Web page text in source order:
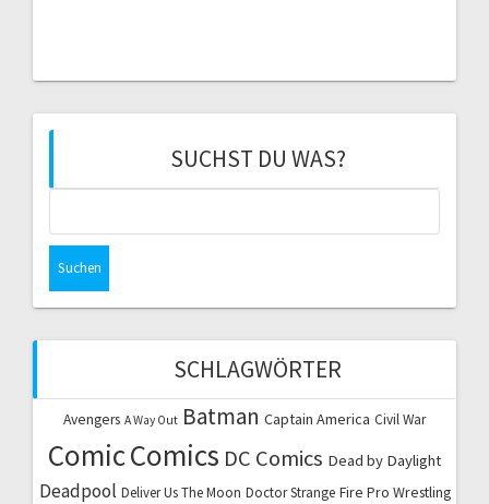
SUCHST DU WAS?
SCHLAGWÖRTER
Avengers A Way Out Batman Captain America Civil War
ComicComics DC Comics Dead by Daylight
Deadpool Deliver Us The Moon Doctor Strange Fire Pro Wrestling